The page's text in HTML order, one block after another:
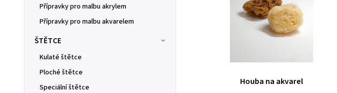
Přípravky pro malbu akrylem
Přípravky pro malbu akvarelem
ŠTĚTCE
Kulaté štětce
Ploché štětce
Speciální štětce
Houba na akvarel